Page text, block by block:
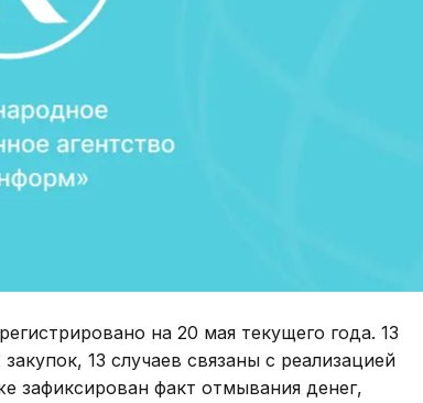
на 20 мая текущего года. 13
13 случаев связаны с реализацией
зафиксирован факт отмывания денег,